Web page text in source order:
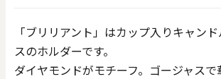
「ブリリアント」はカップ入りキャン
スのホルダーです。
ダイヤモンドがモチーフ。ゴージャス